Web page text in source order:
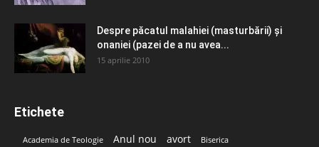
Despre păcatul malahiei (masturbării) şi
onaniei (pazei de a nu avea...
15 aprilie 2010
Etichete
Academia de Teologie Anul nou avort Biserica